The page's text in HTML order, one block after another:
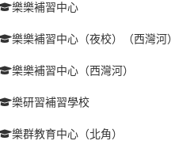
樂樂補習中心
樂樂補習中心（夜校）（西灣河）
樂樂補習中心（西灣河）
樂研習補習學校
樂群教育中心（北角）